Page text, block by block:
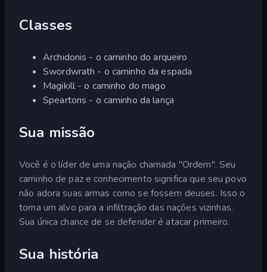
Classes
Archidonis - o caminho do arqueiro
Swordwrath - o caminho da espada
Magikill - o caminho do mago
Speartons - o caminho da lança
Sua missão
Você é o líder de uma nação chamada "Ordem". Seu
caminho de paz e conhecimento significa que seu povo
não adora suas armas como se fossem deuses. Isso o
torna um alvo para a infiltração das nações vizinhas.
Sua única chance de se defender é atacar primeiro.
Sua história